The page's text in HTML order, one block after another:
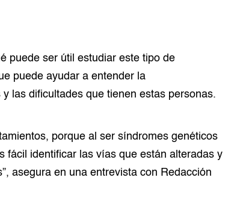
puede ser útil estudiar este tipo de
puede ayudar a entender la
las dificultades que tienen estas personas.
porque al ser síndromes genéticos
fácil identificar las vías que están alteradas y
asegura en una entrevista con Redacción